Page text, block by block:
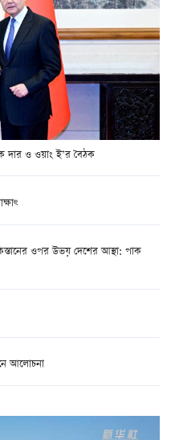
দার ও ওয়াং ই’র বৈঠক
ওপর উভয় দেশের আস্থা: পাক
আলোচনা